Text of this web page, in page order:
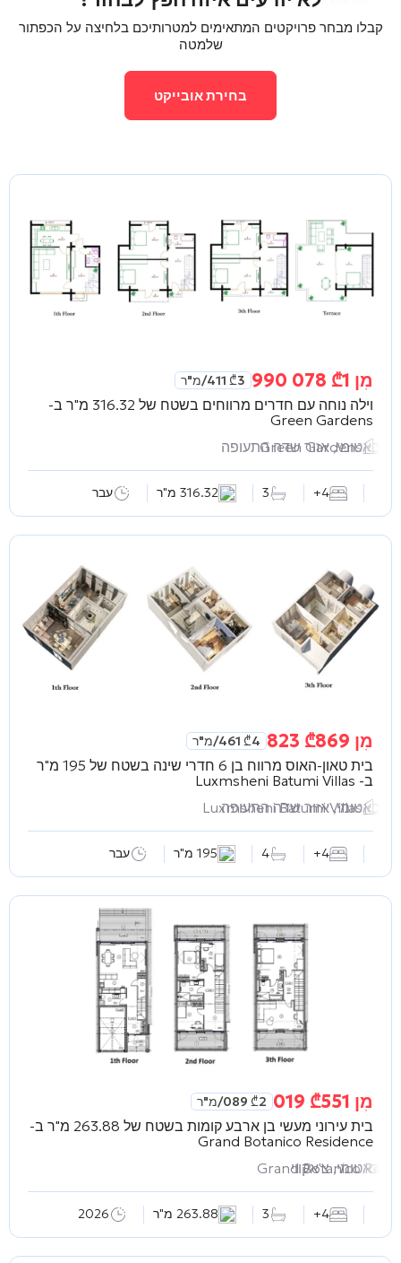
קבלו מבחר פרויקטים המתאימים למטרותיכם בלחיצה על הכפתור
שלמטה
בחירת אובייקט
מִן ₾1 078 990
₾3 411 /מ"ר
וילה נוחה עם חדרים מרווחים בשטח של 316.32 מ"ר ב-
Green Gardens
באטומי, אזור שדה התעופה
Green Gardens
4+
3 316.32 מ"ר עבר
מִן ₾869 823
₾4 461 /מ"ר
בית טאון-האוס מרווח בן 6 חדרי שינה בשטח של 195 מ"ר
ב-
באטומי, אזור שדה התעופה
Luxmsheni Batumi Villas
4+
4 195 מ"ר עבר
מִן ₾551 019
₾2 089 /מ"ר
בית עירוני מעשי בן ארבע קומות בשטח של 263.88 מ"ר ב-
Grand Botanico Residence
באטומי, צ'אקווי
Grand Botanico
4+
3 263.88 מ"ר 2026